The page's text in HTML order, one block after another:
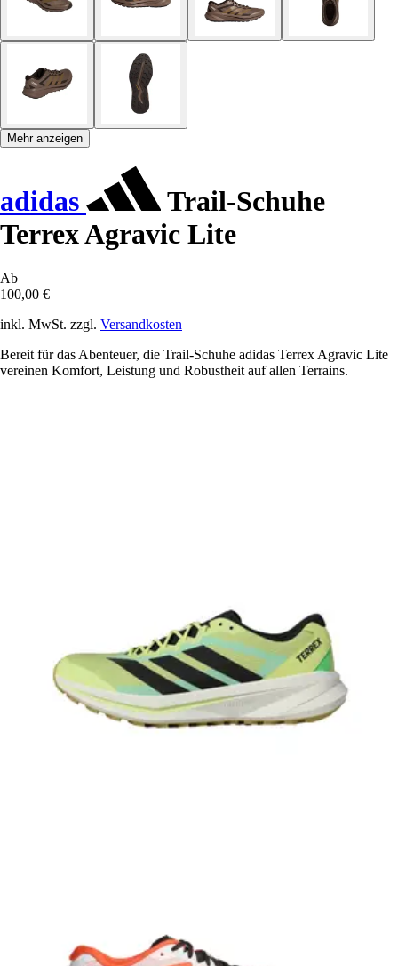
Mehr anzeigen
adidas
Trail-Schuhe
Terrex Agravic Lite
Ab
100,00 €
inkl. MwSt. zzgl. Versandkosten
Bereit für das Abenteuer, die Trail-Schuhe adidas Terrex Agravic Lite
vereinen Komfort, Leistung und Robustheit auf allen Terrains.